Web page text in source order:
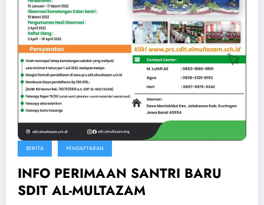
BERITA PENDAFTARAN
INFO PERIMAAN SANTRI BARU
SDIT AL-MULTAZAM